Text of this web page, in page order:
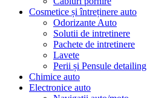
Cosmetice și întreținere auto
Odorizante Auto
Solutii de intretinere
Pachete de intretinere
Lavete
Perii și Pensule detailing
Chimice auto
Electronice auto